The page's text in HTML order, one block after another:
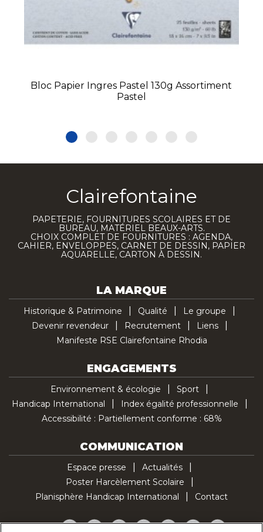
Bloc Papier Ingres Pastel 130g Assortiment
Pastel
Clairefontaine
PAPETERIE, FOURNITURES SCOLAIRES ET DE
BUREAU, MATÉRIEL BEAUX-ARTS.
CHOIX COMPLET DE FOURNITURES : AGENDA,
CAHIER, ENVELOPPES, CARNET DE DESSIN, PAPIER
AQUARELLE, CARTON À DESSIN.
LA MARQUE
Historique & Patrimoine Qualité
Le groupe
Devenir revendeur
Recrutement
Liens
Manifeste RSE Clairefontaine Rhodia
ENGAGEMENTS
Environnement & écologie
Sport
Handicap International
Index égalité professionnelle
Accessibilité : Partiellement conforme : 68%
COMMUNICATION
Espace presse
Actualités
Poster Harcèlement Scolaire
Planisphère Handicap International
Contact
Facebook
TwitterYouTubePinterestInstagramLinkedInTikTok